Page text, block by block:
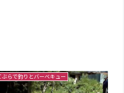
ぶらで釣りとバーベキュー